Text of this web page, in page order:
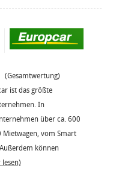
(Gesamtwertung)
ist das größte
In
über ca. 600
vom Smart
können